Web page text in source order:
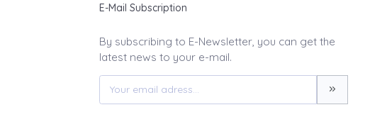
E-Mail Subscription
By subscribing to E-Newsletter, you can get the
latest news to your e-mail.